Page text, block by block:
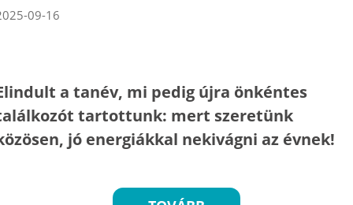
09-16
a tanév, mi pedig újra önkéntes
tartottunk: mert szeretünk
jó energiákkal nekivágni az évnek!